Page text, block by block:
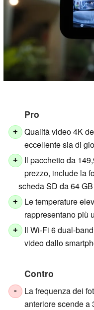
Pro
+
Qualità video 4K
eccellente sia di
+
Il pacchetto da
prezzo, include la
scheda SD da 64 GB
+
Le temperature
rappresentano più
+
Il Wi-Fi 6 dual-
video dallo
Contro
-
La frequenza dei
anteriore scende a